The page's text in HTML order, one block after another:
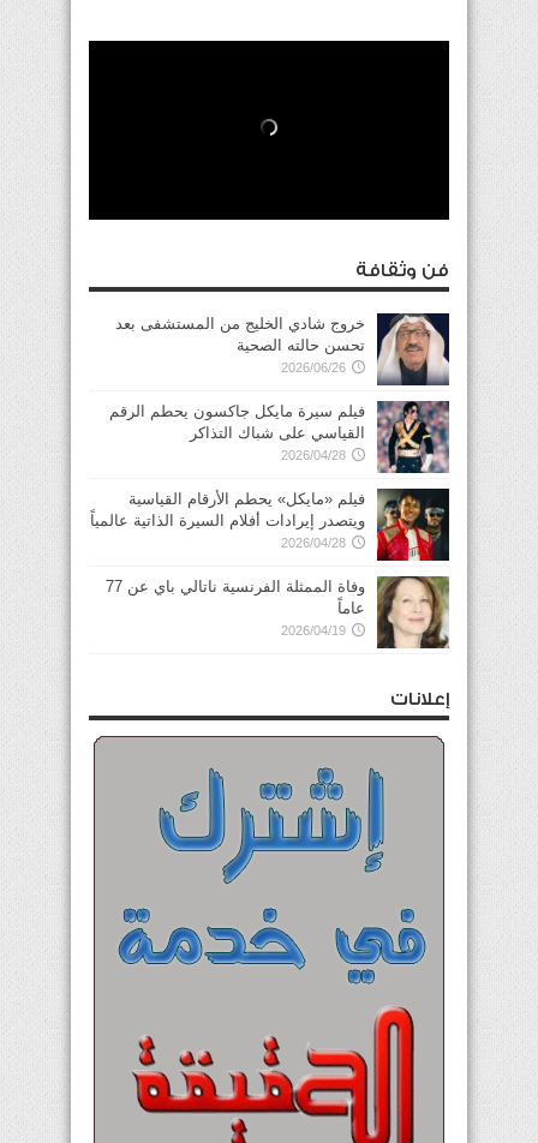
فن وثقافة
خروج شادي الخليج من المستشفى بعد
تحسن حالته الصحية
2026/06/26
فيلم سيرة مايكل جاكسون يحطم الرقم
القياسي على شباك التذاكر
2026/04/28
فيلم «مايكل» يحطم الأرقام القياسية
ويتصدر إيرادات أفلام السيرة الذاتية عالمياً
2026/04/28
وفاة الممثلة الفرنسية ناتالي باي عن 77
عاماً
2026/04/19
إعلانات